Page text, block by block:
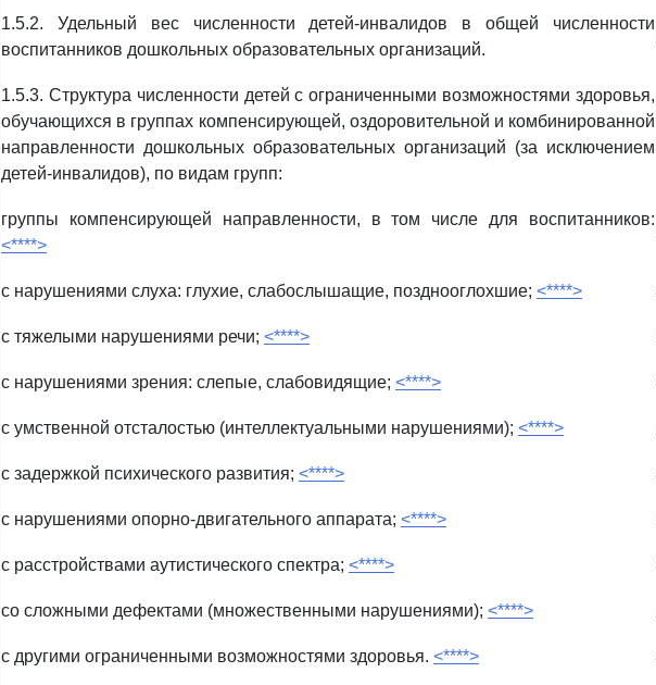
1.5.2. Удельный вес численности детей-инвалидов в общей численности
воспитанников дошкольных образовательных организаций.
1.5.3. Структура численности детей с ограниченными возможностями здоровья,
обучающихся в группах компенсирующей, оздоровительной и комбинированной
направленности дошкольных образовательных организаций (за исключением
детей-инвалидов), по видам групп:
группы компенсирующей направленности, в том числе для воспитанников:
<****>
с нарушениями слуха: глухие, слабослышащие, позднооглохшие; <****>
с тяжелыми нарушениями речи; <****>
с нарушениями зрения: слепые, слабовидящие; <****>
с умственной отсталостью (интеллектуальными нарушениями); <****>
с задержкой психического развития; <****>
с нарушениями опорно-двигательного аппарата; <****>
с расстройствами аутистического спектра; <****>
со сложными дефектами (множественными нарушениями); <****>
с другими ограниченными возможностями здоровья. <****>